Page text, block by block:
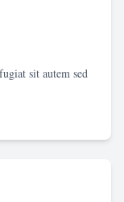
sit autem sed